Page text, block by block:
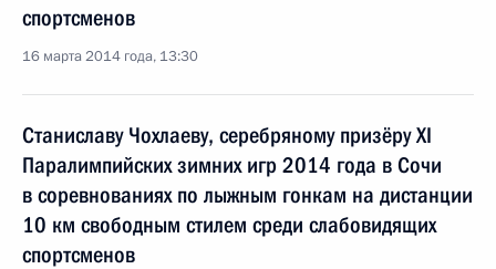
спортсменов
16 марта 2014 года, 13:30
Станиславу Чохлаеву, серебряному призёру XI
Паралимпийских зимних игр 2014 года в Сочи
в соревнованиях по лыжным гонкам на дистанции
10 км свободным стилем среди слабовидящих
спортсменов